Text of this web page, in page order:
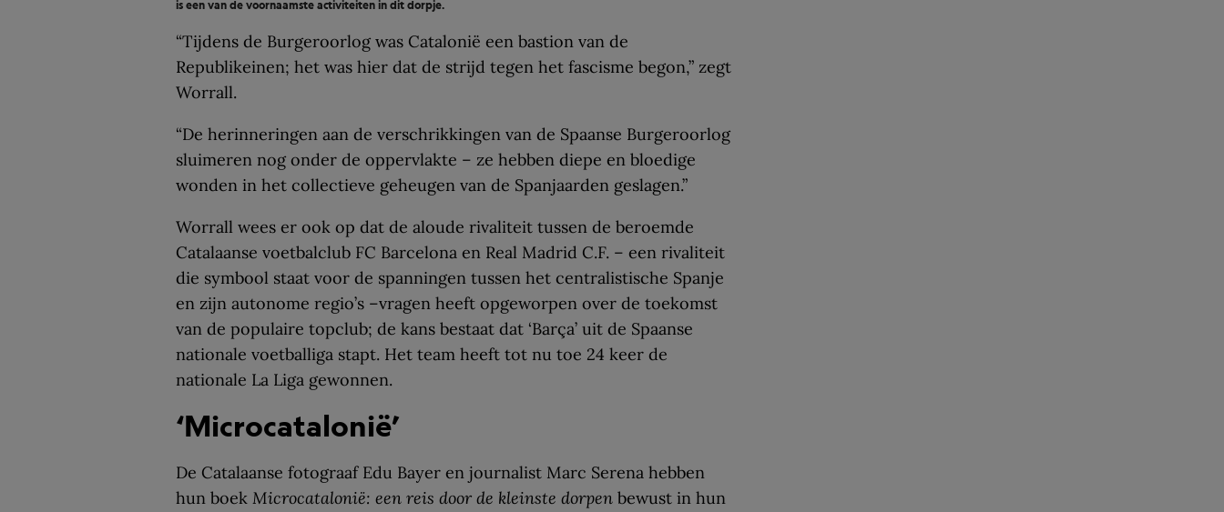
is een van de voornaamste activiteiten in dit dorpje.
“Tijdens de Burgeroorlog was Catalonië een bastion van de
Republikeinen; het was hier dat de strijd tegen het fascisme begon,” zegt
Worrall.
“De herinneringen aan de verschrikkingen van de Spaanse Burgeroorlog
sluimeren nog onder de oppervlakte – ze hebben diepe en bloedige
wonden in het collectieve geheugen van de Spanjaarden geslagen.”
Worrall wees er ook op dat de aloude rivaliteit tussen de beroemde
Catalaanse voetbalclub FC Barcelona en Real Madrid C.F. – een rivaliteit
die symbool staat voor de spanningen tussen het centralistische Spanje
en zijn autonome regio’s –vragen heeft opgeworpen over de toekomst
van de populaire topclub; de kans bestaat dat ‘Barça’ uit de Spaanse
nationale voetballiga stapt. Het team heeft tot nu toe 24 keer de
nationale La Liga gewonnen.
‘Microcatalonië’
De Catalaanse fotograaf Edu Bayer en journalist Marc Serena hebben
hun boek Microcatalonië: een reis door de kleinste dorpen bewust in hun